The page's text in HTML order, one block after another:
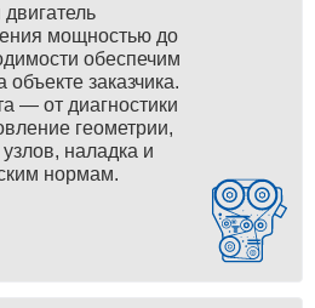
мощностью до
обеспечим
заказчика.
— от диагностики
геометрии,
наладка и
нормам.